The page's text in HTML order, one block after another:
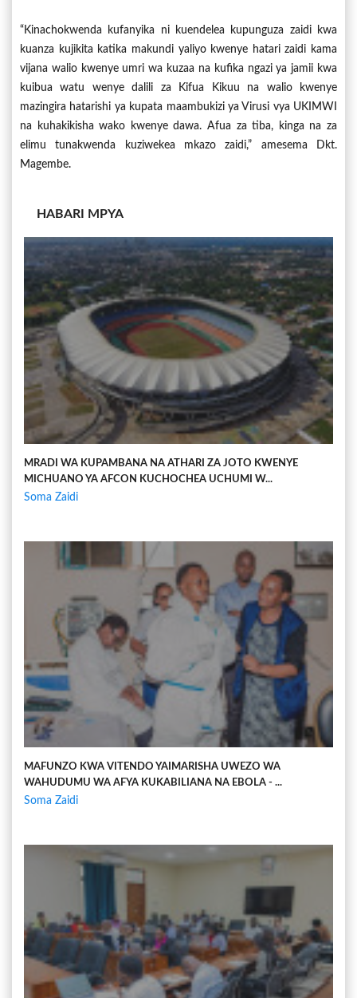
“Kinachokwenda kufanyika ni kuendelea kupunguza zaidi kwa
kuanza kujikita katika makundi yaliyo kwenye hatari zaidi kama
vijana walio kwenye umri wa kuzaa na kufika ngazi ya jamii kwa
kuibua watu wenye dalili za Kifua Kikuu na walio kwenye
mazingira hatarishi ya kupata maambukizi ya Virusi vya UKIMWI
na kuhakikisha wako kwenye dawa. Afua za tiba, kinga na za
elimu tunakwenda kuziwekea mkazo zaidi,” amesema Dkt.
Magembe.
HABARI MPYA
MRADI WA KUPAMBANA NA ATHARI ZA JOTO KWENYE
MICHUANO YA AFCON KUCHOCHEA UCHUMI W...
Soma Zaidi
MAFUNZO KWA VITENDO YAIMARISHA UWEZO WA
WAHUDUMU WA AFYA KUKABILIANA NA EBOLA - ...
Soma Zaidi